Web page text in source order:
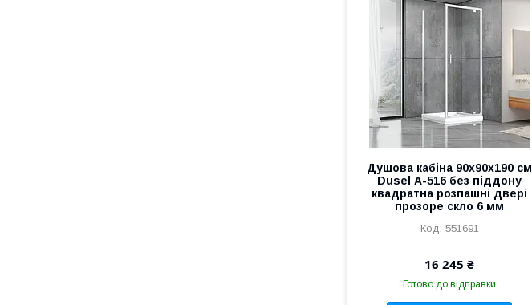
Душова кабіна 90х90х190 см
Dusel А-516 без піддону
квадратна розпашні двері
прозоре скло 6 мм
551691
16 245 ₴
Готово до відправки